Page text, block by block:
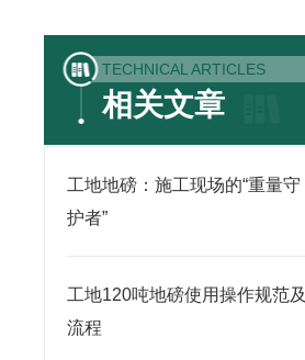
TECHNICAL ARTICLES
相关文章
工地地磅：施工现场的“重量守
护者”
工地120吨地磅使用操作规范及
流程